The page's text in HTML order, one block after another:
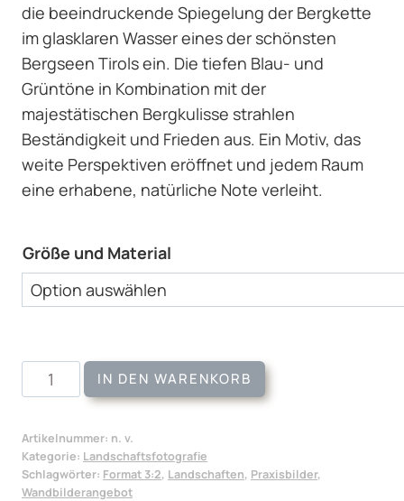
die beeindruckende Spiegelung der Bergkette
im glasklaren Wasser eines der schönsten
Bergseen Tirols ein. Die tiefen Blau- und
Grüntöne in Kombination mit der
majestätischen Bergkulisse strahlen
Beständigkeit und Frieden aus. Ein Motiv, das
weite Perspektiven eröffnet und jedem Raum
eine erhabene, natürliche Note verleiht.
Größe und Material
Wandbild
Vilsalpsee
IN DEN WARENKORB
Artikelnummer: n. v.
Kategorie: Landschaftsfotografie
Schlagwörter: Format 3:2, Landschaften, Praxisbilder,
Wandbilderangebot